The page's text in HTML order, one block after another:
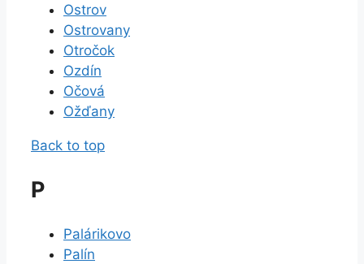
Ostrov
Ostrovany
Otročok
Ozdín
Očová
Ožďany
Back to top
P
Palárikovo
Palín